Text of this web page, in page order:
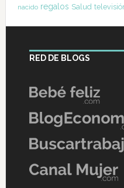
nacido regalos Salud
RED DE BLOGS